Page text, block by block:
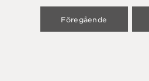
Föregående